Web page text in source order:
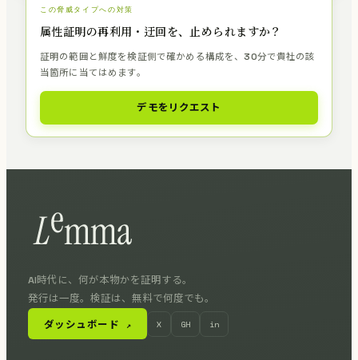
この脅威タイプへの対策
属性証明の再利用・迂回を、止められますか？
証明の範囲と鮮度を検証側で確かめる構成を、30分で貴社の該
当箇所に当てはめます。
デモをリクエスト
AI時代に、何が本物かを証明する。
発行は一度。検証は、無料で何度でも。
ダッシュボード ↗ X GH in